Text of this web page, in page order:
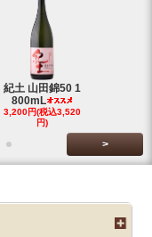
紀土 山田錦50 1
800mL
3,200円(税込3,520
円)
>